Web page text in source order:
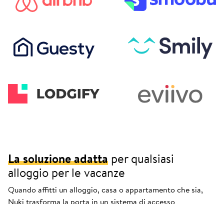
La soluzione adatta per qualsiasi
alloggio per le vacanze
Quando affitti un alloggio, casa o appartamento che sia,